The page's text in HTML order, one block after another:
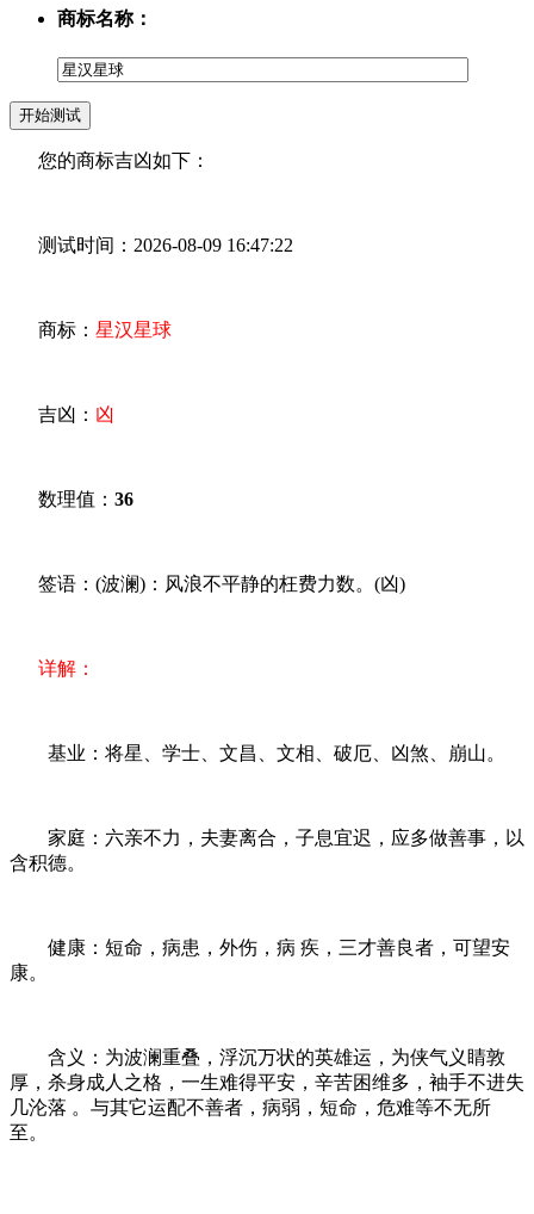
商标名称：
您的商标吉凶如下：
测试时间：2026-08-09 16:47:22
商标： 星汉星球
吉凶： 凶
数理值： 36
签语：(波澜)：风浪不平静的枉费力数。(凶)
详解：
基业：将星、学士、文昌、文相、破厄、凶煞、崩山。
家庭：六亲不力，夫妻离合，子息宜迟，应多做善事，以
含积德。
健康：短命，病患，外伤，病 疾，三才善良者，可望安
康。
含义：为波澜重叠，浮沉万状的英雄运，为侠气义睛敦
厚，杀身成人之格，一生难得平安，辛苦困维多，袖手不进失
几沦落 。与其它运配不善者，病弱，短命，危难等不无所
至。